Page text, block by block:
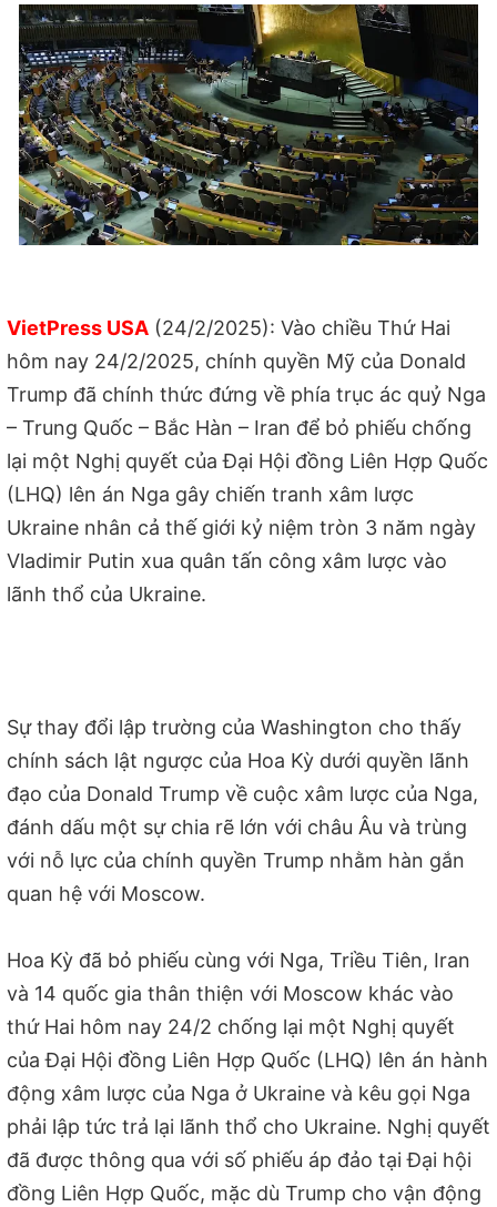
VietPress USA (24/2/2025): Vào chiều Thứ Hai
hôm nay 24/2/2025, chính quyền Mỹ của Donald
Trump đã chính thức đứng về phía trục ác quỷ Nga
– Trung Quốc – Bắc Hàn – Iran để bỏ phiếu chống
lại một Nghị quyết của Đại Hội đồng Liên Hợp Quốc
(LHQ) lên án Nga gây chiến tranh xâm lược
Ukraine nhân cả thế giới kỷ niệm tròn 3 năm ngày
Vladimir Putin xua quân tấn công xâm lược vào
lãnh thổ của Ukraine.
Sự thay đổi lập trường của Washington cho thấy
chính sách lật ngược của Hoa Kỳ dưới quyền lãnh
đạo của Donald Trump về cuộc xâm lược của Nga,
đánh dấu một sự chia rẽ lớn với châu Âu và trùng
với nỗ lực của chính quyền Trump nhằm hàn gắn
quan hệ với Moscow.
Hoa Kỳ đã bỏ phiếu cùng với Nga, Triều Tiên, Iran
và 14 quốc gia thân thiện với Moscow khác vào
thứ Hai hôm nay 24/2 chống lại một Nghị quyết
của Đại Hội đồng Liên Hợp Quốc (LHQ) lên án hành
động xâm lược của Nga ở Ukraine và kêu gọi Nga
phải lập tức trả lại lãnh thổ cho Ukraine. Nghị quyết
đã được thông qua với số phiếu áp đảo tại Đại hội
đồng Liên Hợp Quốc, mặc dù Trump cho vận động